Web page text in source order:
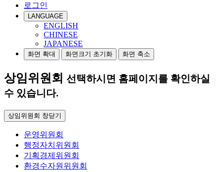
로그인
LANGUAGE
ENGLISH
CHINESE
JAPANESE
화면 확대 화면크기 초기화 화면 축소
상임위원회 선택하시면 홈페이지를 확인하실
수 있습니다.
상임위원회 창닫기
운영위원회
행정자치위원회
기획경제위원회
환경수자원위원회